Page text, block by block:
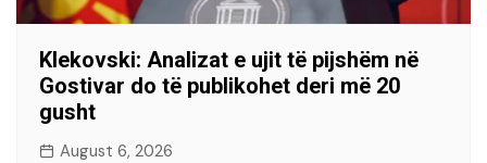
Klekovski: Analizat e ujit të pijshëm në
Gostivar do të publikohet deri më 20
gusht
August 6, 2026